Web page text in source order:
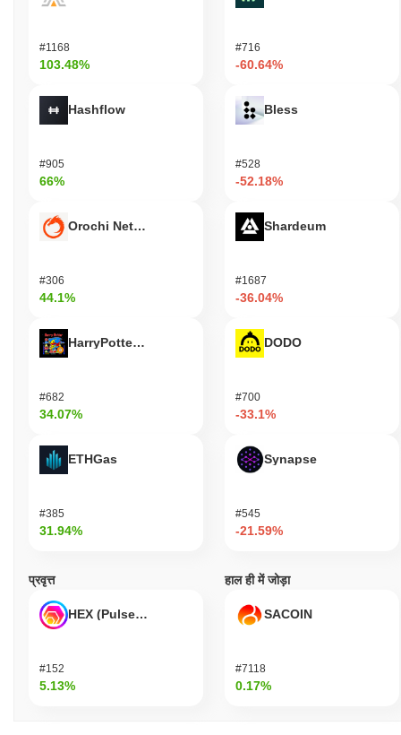
#1168
103.48%
Hashflow
#905
66%
Orochi Network
#306
44.1%
HarryPotterObamaSonic10Inu (ETH)
#682
34.07%
ETHGas
#385
31.94%
#716
-60.64%
Bless
#528
-52.18%
Shardeum
#1687
-36.04%
DODO
#700
-33.1%
Synapse
#545
-21.59%
प्रवृत्त
HEX (Pulsechain)
#152
5.13%
हाल ही में जोड़ा
SACOIN
#7118
0.17%